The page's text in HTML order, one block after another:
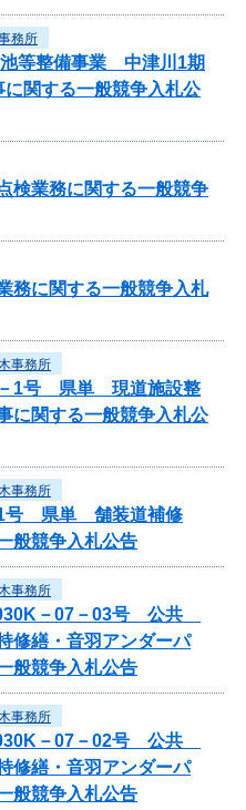
務所
池等整備事業 中津川1期
関する一般競争入札公
検業務に関する一般競争
務に関する一般競争入札
事務所
－1号 県単 現道施設整
に関する一般競争入札公
事務所
1号 県単 舗装道補修
般競争入札公告
事務所
－07－03号 公共
修繕・音羽アンダーパ
般競争入札公告
事務所
－07－02号 公共
修繕・音羽アンダーパ
般競争入札公告